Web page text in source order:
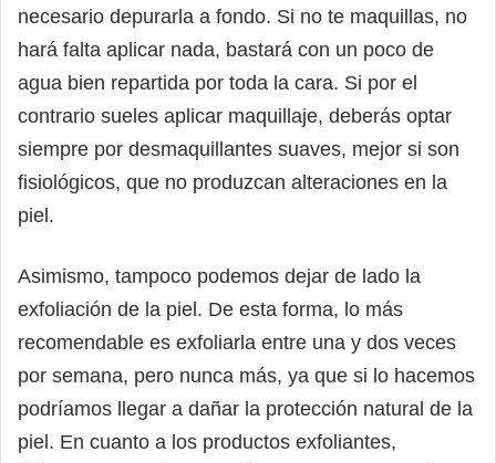
necesario depurarla a fondo. Si no te maquillas, no
hará falta aplicar nada, bastará con un poco de
agua bien repartida por toda la cara. Si por el
contrario sueles aplicar maquillaje, deberás optar
siempre por desmaquillantes suaves, mejor si son
fisiológicos, que no produzcan alteraciones en la
piel.
Asimismo, tampoco podemos dejar de lado la
exfoliación de la piel. De esta forma, lo más
recomendable es exfoliarla entre una y dos veces
por semana, pero nunca más, ya que si lo hacemos
podríamos llegar a dañar la protección natural de la
piel. En cuanto a los productos exfoliantes,